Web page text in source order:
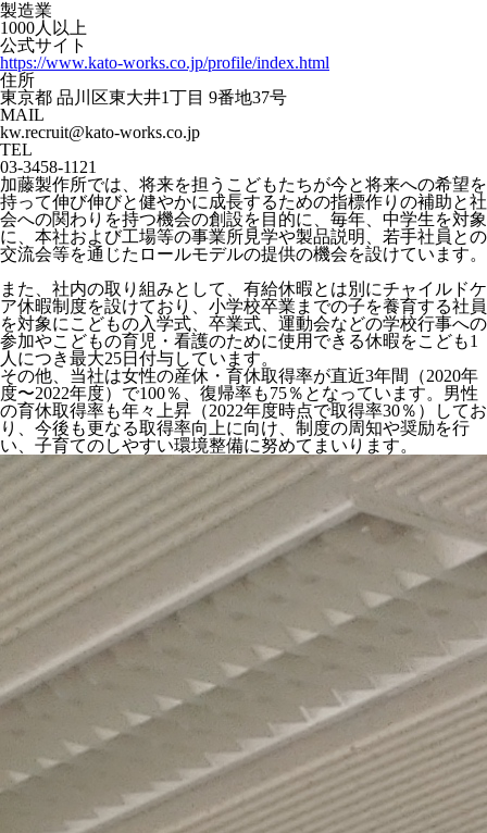
製造業
1000人以上
公式サイト
https://www.kato-works.co.jp/profile/index.html
住所
東京都 品川区東大井1丁目 9番地37号
MAIL
kw.recruit@kato-works.co.jp
TEL
03-3458-1121
加藤製作所では、将来を担うこどもたちが今と将来への希望を
持って伸び伸びと健やかに成長するための指標作りの補助と社
会への関わりを持つ機会の創設を目的に、毎年、中学生を対象
に、本社および工場等の事業所見学や製品説明、若手社員との
交流会等を通じたロールモデルの提供の機会を設けています。
また、社内の取り組みとして、有給休暇とは別にチャイルドケ
ア休暇制度を設けており、小学校卒業までの子を養育する社員
を対象にこどもの入学式、卒業式、運動会などの学校行事への
参加やこどもの育児・看護のために使用できる休暇をこども1
人につき最大25日付与しています。
その他、当社は女性の産休・育休取得率が直近3年間（2020年
度〜2022年度）で100％、復帰率も75％となっています。男性
の育休取得率も年々上昇（2022年度時点で取得率30％）してお
り、今後も更なる取得率向上に向け、制度の周知や奨励を行
い、子育てのしやすい環境整備に努めてまいります。